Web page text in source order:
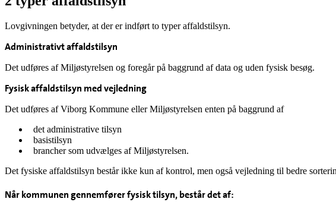
Lovgivningen betyder, at der er indført to typer affaldstilsyn.
Administrativt affaldstilsyn
Det udføres af Miljøstyrelsen og foregår på baggrund af data og uden fysisk besøg.
Fysisk affaldstilsyn med vejledning
Det udføres af Viborg Kommune eller Miljøstyrelsen enten på baggrund af
det administrative tilsyn
basistilsyn
brancher som udvælges af Miljøstyrelsen.
Det fysiske affaldstilsyn består ikke kun af kontrol, men også vejledning til bedre
Når kommunen gennemfører fysisk tilsyn, består det af: